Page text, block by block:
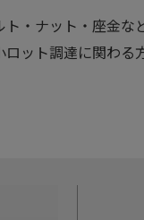
・ナット・座金な
ット調達に関わる